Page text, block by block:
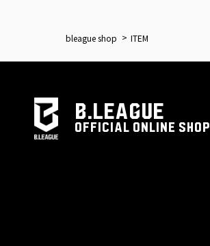
bleague shop ITEM
B.LEAGUE
OFFICIAL ONLINE SHOP